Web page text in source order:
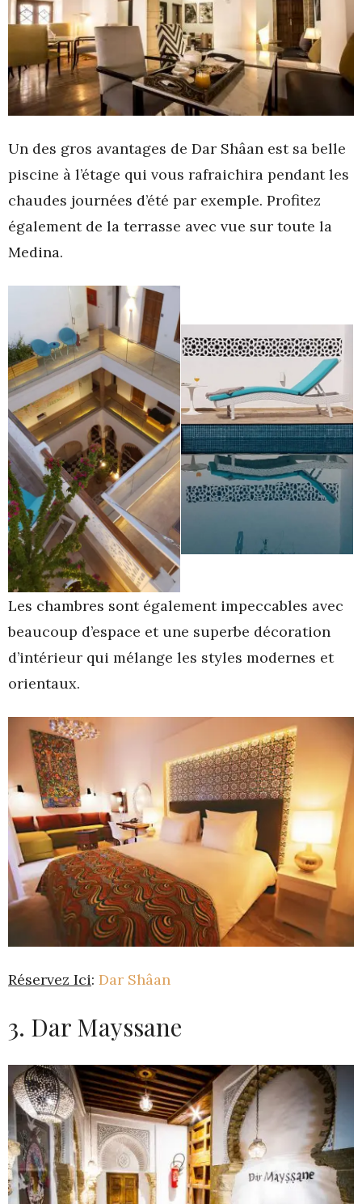
Un des gros avantages de Dar Shâan est sa belle
piscine à l’étage qui vous rafraichira pendant les
chaudes journées d’été par exemple. Profitez
également de la terrasse avec vue sur toute la
Medina.
Les chambres sont également impeccables avec
beaucoup d’espace et une superbe décoration
d’intérieur qui mélange les styles modernes et
orientaux.
Réservez Ici: Dar Shâan
3. Dar Mayssane